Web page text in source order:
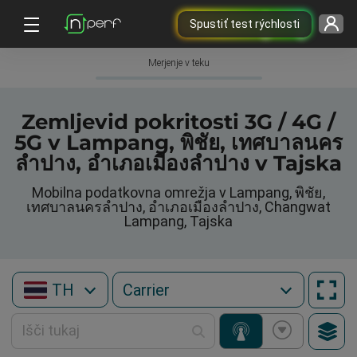
Spustiť test rýchlosti
Merjenje v teku
Zemljevid pokritosti 3G / 4G /
5G v Lampang, พิชัย, เทศบาลนคร
ลำปาง, อำเภอเมืองลำปาง v Tajska
Mobilna podatkovna omrežja v Lampang, พิชัย,
เทศบาลนครลำปาง, อำเภอเมืองลำปาง, Changwat
Lampang, Tajska
TH